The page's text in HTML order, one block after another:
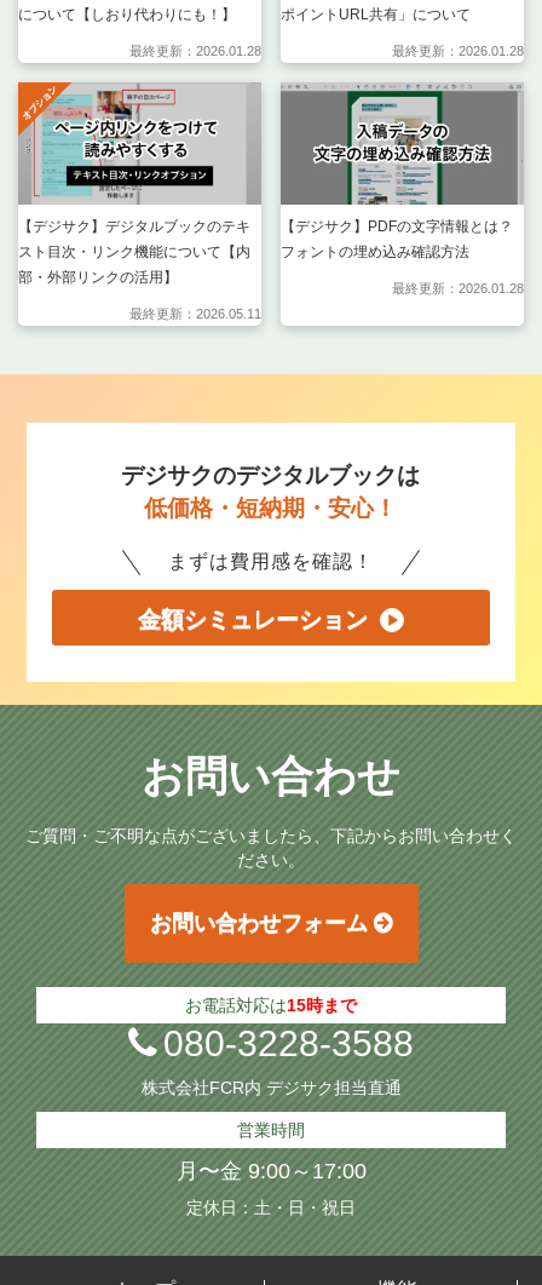
について【しおり代わりにも！】
最終更新：2026.01.28
ポイントURL共有」について
最終更新：2026.01.28
【デジサク】デジタルブックのテキ
スト目次・リンク機能について【内
部・外部リンクの活用】
最終更新：2026.05.11
【デジサク】PDFの文字情報とは？
フォントの埋め込み確認方法
最終更新：2026.01.28
デジサクのデジタルブックは
低価格・短納期・安心！
まずは費用感を確認！
金額シミュレーション
お問い合わせ
ご質問・ご不明な点がございましたら、下記からお問い合わせく
ださい。
お問い合わせフォーム
お電話対応は15時まで
080-3228-3588
株式会社FCR内 デジサク担当直通
営業時間
月〜金 9:00～17:00
定休日：土・日・祝日